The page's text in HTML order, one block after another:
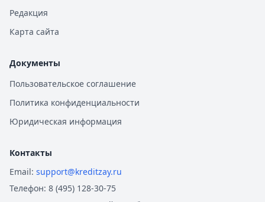
Редакция
Карта сайта
Документы
Пользовательское соглашение
Политика конфиденциальности
Юридическая информация
Контакты
Email: support@kreditzay.ru
Телефон: 8 (495) 128-30-75